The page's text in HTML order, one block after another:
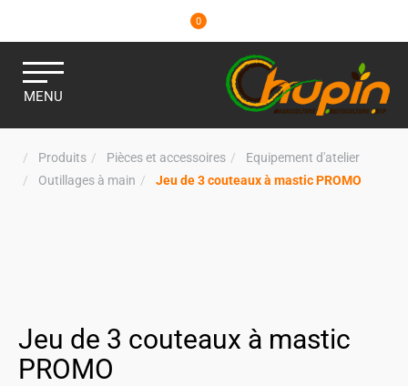
0
MENU
Produits Pièces et accessoires
Equipement d'atelier
Outillages à main
Jeu de 3 couteaux à mastic PROMO
Jeu de 3 couteaux à mastic
PROMO